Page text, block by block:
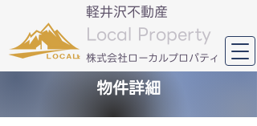
軽井沢不動産
Local Property
​株式会社ローカルプロパティ
物件詳細